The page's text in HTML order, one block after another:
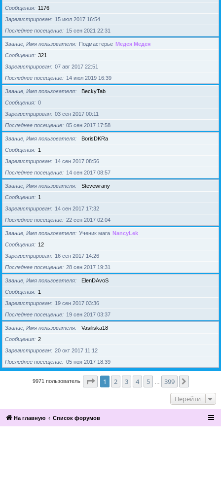
Сообщения
1176
Зарегистрирован
15 июл 2017 16:54
Последнее посещение
15 сен 2021 22:31
Звание, Имя пользователя Подмастерье Медея Медея
Сообщения
321
Зарегистрирован
07 авг 2017 22:51
Последнее посещение
14 июл 2019 16:39
Звание, Имя пользователя
BeckyTab
Сообщения
0
Зарегистрирован
03 сен 2017 00:11
Последнее посещение
05 сен 2017 17:58
Звание, Имя пользователя
BorisDKRa
Сообщения
1
Зарегистрирован
14 сен 2017 08:56
Последнее посещение
14 сен 2017 08:57
Звание, Имя пользователя
Stevewrany
Сообщения
1
Зарегистрирован
14 сен 2017 17:32
Последнее посещение
22 сен 2017 02:04
Звание, Имя пользователя Ученик мага NancyLek
Сообщения
12
Зарегистрирован
16 сен 2017 14:26
Последнее посещение
28 сен 2017 19:31
Звание, Имя пользователя
ElenDAvoS
Сообщения
1
Зарегистрирован
19 сен 2017 03:36
Последнее посещение
19 сен 2017 03:37
Звание, Имя пользователя
Vasiliska18
Сообщения
2
Зарегистрирован
20 окт 2017 11:12
Последнее посещение
05 ноя 2017 18:39
9971 пользователь Страница1 из 399
1 2 3 4 5 399
Перейти
На главную Список форумов